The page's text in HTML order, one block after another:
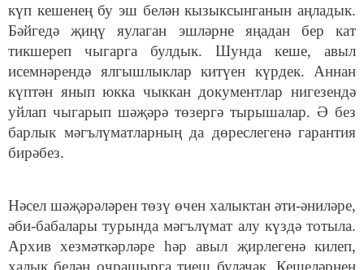
күп кешенең бу эш белән кызыксынганын аңладык.
Бәйгедә җиңү яулаган эшләрне яңадан бер кат
тикшереп чыгарга булдык. Шунда кеше, авыл
исемнәрендә ялгышлыклар китүен күрдек. Аннан
күптән янып юкка чыккан документлар нигезендә
уйлап чыгарып шәҗәрә төзергә тырышалар. Ә без
барлык мәгълүматларның да дөреслегенә гарантия
бирәбез.
Нәсел шәҗәрәләрен төзү өчен халыктан әти-әниләре,
әби-бабалары турында мәгълүмат алу күздә тотыла.
Архив хезмәткәрләре һәр авыл җирлегенә килеп,
халык белән очрашырга тиеш булачак. Кешеләрнең